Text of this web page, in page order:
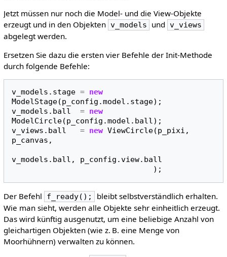
Jetzt müssen nur noch die Model- und die View-Objekte
erzeugt und in den Objekten v_models und v_views
abgelegt werden.
Ersetzen Sie dazu die ersten vier Befehle der Init-Methode
durch folgende Befehle:
v_models . stage = new
ModelStage(p_config .model . stage);
v_models . ball = new
ModelCircle(p_config .model . ball);
v_views . ball = new ViewCircle(p_pixi ,
p_canvas ,
v_models . ball , p_config .view. ball
);
Der Befehl f_ready();
bleibt selbstverständlich erhalten.
Wie man sieht, werden alle Objekte sehr einheitlich erzeugt.
Das wird künftig ausgenutzt, um eine beliebige Anzahl von
gleichartigen Objekten (wie z. B. eine Menge von
Moorhühnern) verwalten zu können.